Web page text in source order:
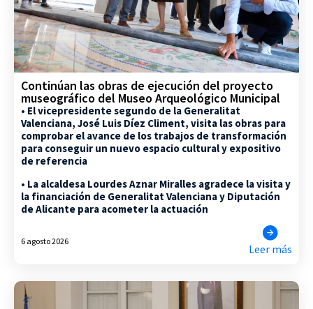
Continúan las obras de ejecución del proyecto
museográfico del Museo Arqueológico Municipal
• El vicepresidente segundo de la Generalitat
Valenciana, José Luis Díez Climent, visita las obras para
comprobar el avance de los trabajos de transformación
para conseguir un nuevo espacio cultural y expositivo
de referencia
• La alcaldesa Lourdes Aznar Miralles agradece la visita y
la financiación de Generalitat Valenciana y Diputación
de Alicante para acometer la actuación
6 agosto 2026
Leer más